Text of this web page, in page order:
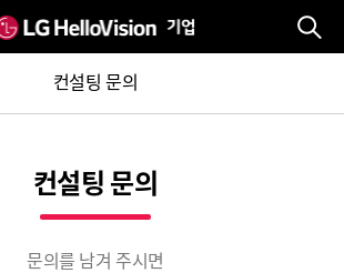
컨설팅 문의
컨설팅 문의
문의를 남겨 주시면